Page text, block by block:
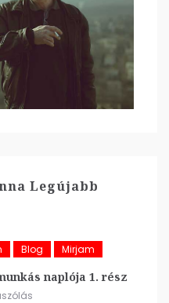
Legújabb
Blog Mirjam
naplója 1. rész